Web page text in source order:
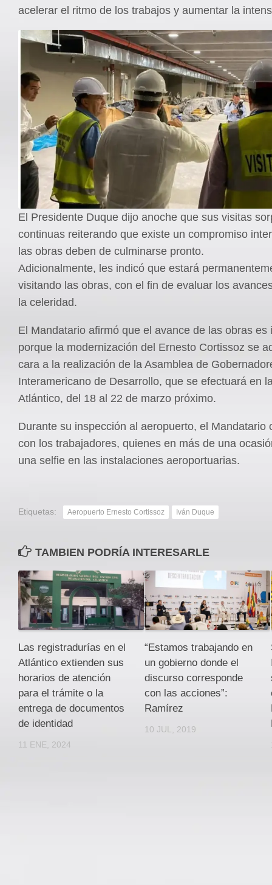
acelerar el ritmo de los trabajos y aumentar la
El Presidente Duque dijo anoche que sus visitas
continuas reiterando que existe un compromiso
las obras deben de culminarse pronto.
Adicionalmente, les indicó que estará
visitando las obras, con el fin de evaluar los
la celeridad.
El Mandatario afirmó que el avance de las obras es
porque la modernización del Ernesto Cortissoz se
cara a la realización de la Asamblea de
Interamericano de Desarrollo, que se efectuará en
Atlántico, del 18 al 22 de marzo próximo.
Durante su inspección al aeropuerto, el Mandatario
con los trabajadores, quienes en más de una
una selfie en las instalaciones aeroportuarias.
Etiquetas: Aeropuerto Ernesto Cortissoz Iván Duque
TAMBIEN PODRÍA INTERESARLE
Las registradurías en el
Atlántico extienden sus
horarios de atención
para el trámite o la
entrega de documentos
de identidad
11 ENE, 2024
“Estamos trabajando en
un gobierno donde el
discurso corresponde
con las acciones”:
Ramírez
10 JUL, 2019